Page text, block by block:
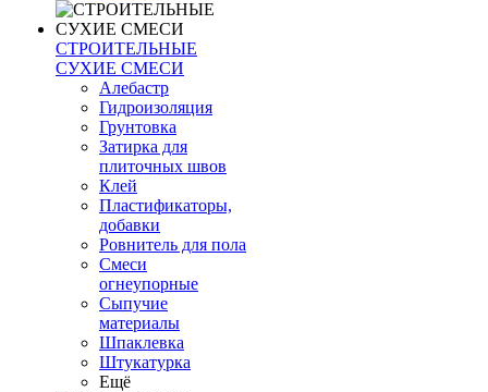
СТРОИТЕЛЬНЫЕ
СУХИЕ СМЕСИ
Алебастр
Гидроизоляция
Грунтовка
Затирка для
плиточных швов
Клей
Пластификаторы,
добавки
Ровнитель для пола
Смеси
огнеупорные
Сыпучие
материалы
Шпаклевка
Штукатурка
Ещё